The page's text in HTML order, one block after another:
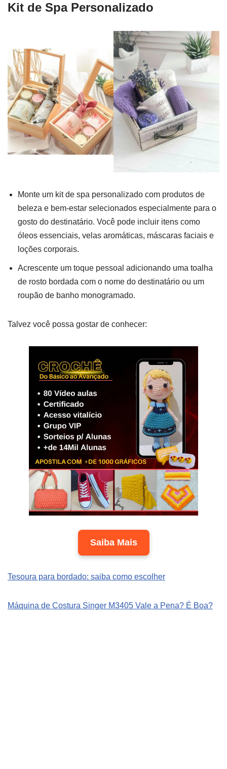
Kit de Spa Personalizado
Monte um kit de spa personalizado com produtos de
beleza e bem-estar selecionados especialmente para o
gosto do destinatário. Você pode incluir itens como
óleos essenciais, velas aromáticas, máscaras faciais e
loções corporais.
Acrescente um toque pessoal adicionando uma toalha
de rosto bordada com o nome do destinatário ou um
roupão de banho monogramado.
Talvez você possa gostar de conhecer:
Saiba Mais
Tesoura para bordado: saiba como escolher
Máquina de Costura Singer M3405 Vale a Pena? É Boa?